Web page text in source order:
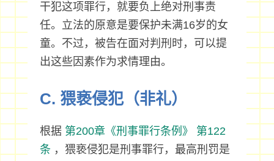
干犯这项罪行，就要负上绝对刑事责
任。立法的原意是要保护未满16岁的女
童。不过，被告在面对判刑时，可以提
出这些因素作为求情理由。
C. 猥亵侵犯（非礼）
根据 第200章《刑事罪行条例》
第122
条，猥亵侵犯是刑事罪行，最高刑罚是